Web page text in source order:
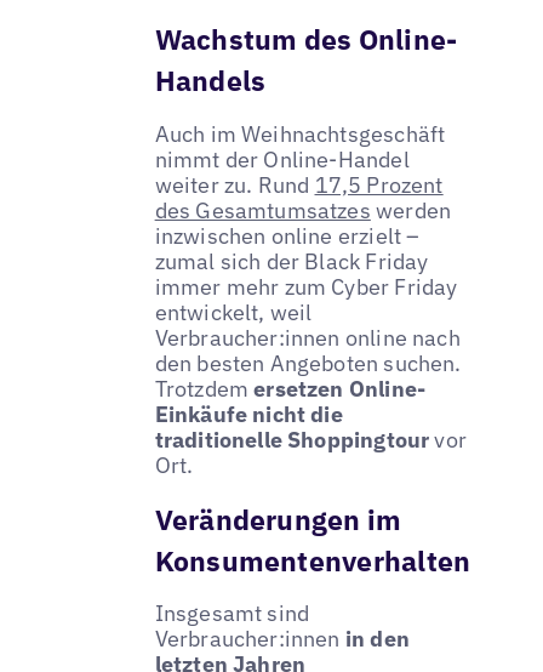
Wachstum des Online-
Handels
Auch im Weihnachtsgeschäft
nimmt der Online-Handel
weiter zu. Rund 17,5 Prozent
des Gesamtumsatzes werden
inzwischen online erzielt –
zumal sich der Black Friday
immer mehr zum Cyber Friday
entwickelt, weil
Verbraucher:innen online nach
den besten Angeboten suchen.
Trotzdemersetzen Online-
Einkäufe nicht die
traditionelle Shoppingtourvor
Ort.
Veränderungen im
Konsumentenverhalten
Insgesamt sind
Verbraucher:innen in den
letzten Jahren